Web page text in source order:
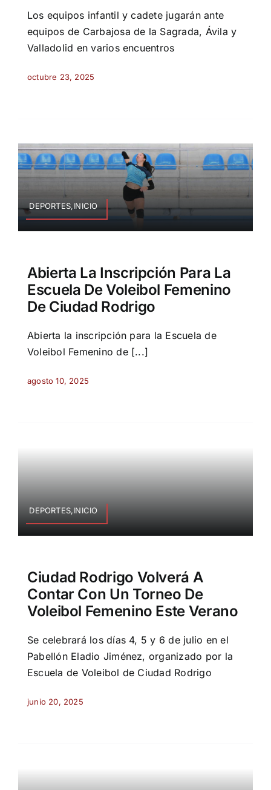
Los equipos infantil y cadete jugarán ante
equipos de Carbajosa de la Sagrada, Ávila y
Valladolid en varios encuentros
octubre 23, 2025
DEPORTES,INICIO
Abierta La Inscripción Para La
Escuela De Voleibol Femenino
De Ciudad Rodrigo
Abierta la inscripción para la Escuela de
Voleibol Femenino de [...]
agosto 10, 2025
DEPORTES,INICIO
Ciudad Rodrigo Volverá A
Contar Con Un Torneo De
Voleibol Femenino Este Verano
Se celebrará los días 4, 5 y 6 de julio en el
Pabellón Eladio Jiménez, organizado por la
Escuela de Voleibol de Ciudad Rodrigo
junio 20, 2025